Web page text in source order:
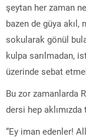
şeytan her zaman
bazen de güya akıl,
sokularak gönül
kulpa sarılmadan,
üzerinde sebat
Bu zor zamanlarda
dersi hep aklımızda
“Ey iman edenler!